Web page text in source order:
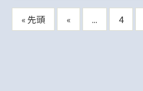
« 先頭 « ... 4